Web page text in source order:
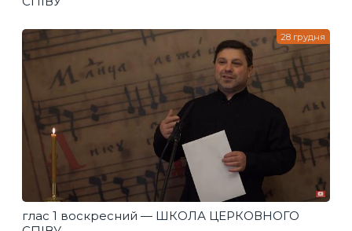
глас 1 воскресний — ШКОЛА ЦЕРКОВНОГО
28 грудня